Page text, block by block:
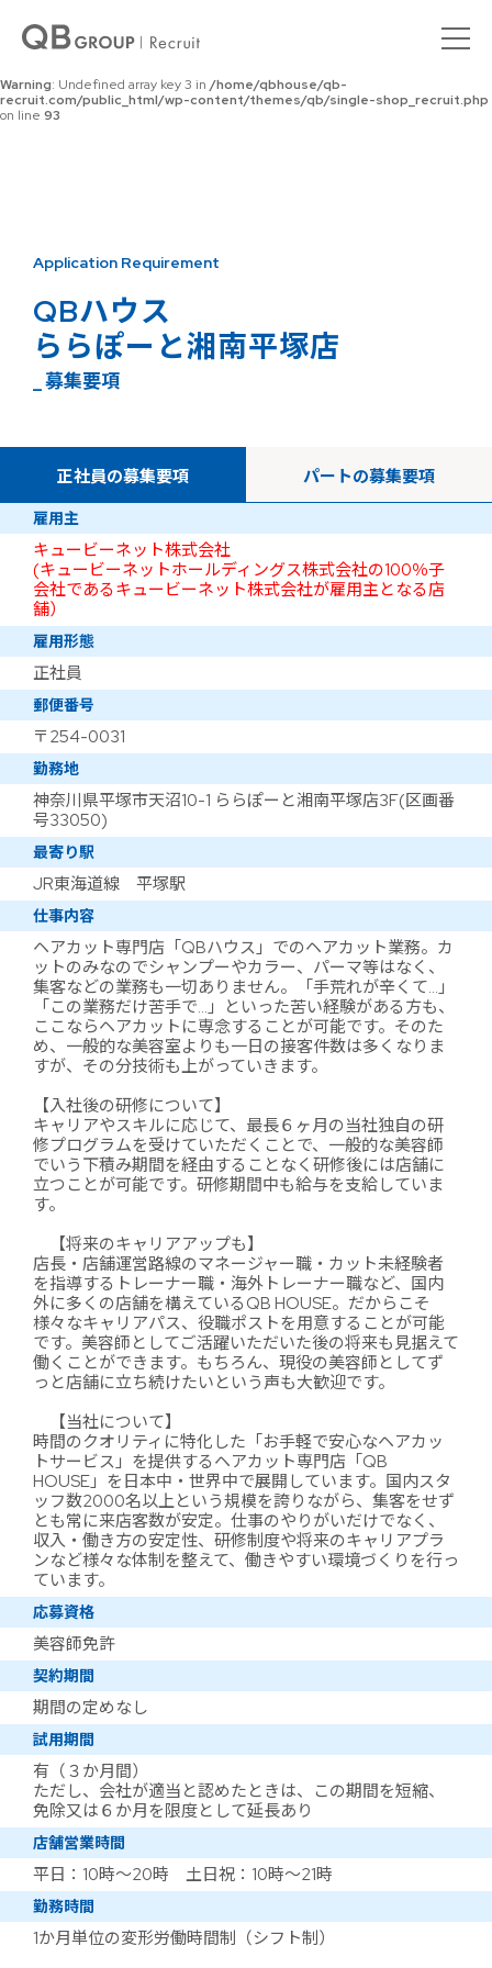
Warning : Undefined array key 0 in
recruit.com/public_html/wp-content/themes/qb/single-shop_recruit.php
on line92
Warning: Undefined array key 3 in /home/qbhouse/qb-
recruit.com/public_html/wp-content/themes/qb/single-shop_recruit.php
on line 93
Application Requirement
QBハウス
ららぽーと湘南平塚店
_ 募集要項
正社員の募集要項 パートの募集要項
雇用主
キュービーネット株式会社
(キュービーネットホールディングス株式会社の100％子
会社であるキュービーネット株式会社が雇用主となる店
舗）
雇用形態
正社員
郵便番号
〒254-0031
勤務地
神奈川県平塚市天沼10-1 ららぽーと湘南平塚店3F(区画番
号33050)
最寄り駅
JR東海道線 平塚駅
仕事内容
ヘアカット専門店「QBハウス」でのヘアカット業務。カ
ットのみなのでシャンプーやカラー、パーマ等はなく、
集客などの業務も一切ありません。「手荒れが辛くて…」
「この業務だけ苦手で…」といった苦い経験がある方も、
ここならヘアカットに専念することが可能です。そのた
め、一般的な美容室よりも一日の接客件数は多くなりま
すが、その分技術も上がっていきます。
【入社後の研修について】
キャリアやスキルに応じて、最長６ヶ月の当社独自の研
修プログラムを受けていただくことで、一般的な美容師
でいう下積み期間を経由することなく研修後には店舗に
立つことが可能です。研修期間中も給与を支給していま
す。
【将来のキャリアアップも】
店長・店舗運営路線のマネージャー職・カット未経験者
を指導するトレーナー職・海外トレーナー職など、国内
外に多くの店舗を構えているQB HOUSE。だからこそ
様々なキャリアパス、役職ポストを用意することが可能
です。美容師としてご活躍いただいた後の将来も見据えて
働くことができます。もちろん、現役の美容師としてず
っと店舗に立ち続けたいという声も大歓迎です。
【当社について】
時間のクオリティに特化した「お手軽で安心なヘアカッ
トサービス」を提供するヘアカット専門店「QB
HOUSE」を日本中・世界中で展開しています。国内スタ
ッフ数2000名以上という規模を誇りながら、集客をせず
とも常に来店客数が安定。仕事のやりがいだけでなく、
収入・働き方の安定性、研修制度や将来のキャリアプラ
ンなど様々な体制を整えて、働きやすい環境づくりを行っ
ています。
応募資格
美容師免許
契約期間
期間の定めなし
試用期間
有（３か月間）
ただし、会社が適当と認めたときは、この期間を短縮、
免除又は６か月を限度として延長あり
店舗営業時間
平日：10時～20時 土日祝：10時～21時
勤務時間
1か月単位の変形労働時間制（シフト制）